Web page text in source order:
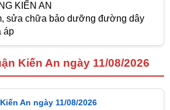
KIẾN AN
sửa chữa bảo dưỡng đường dây
áp
Kiến An ngày 11/08/2026
An ngày 11/08/2026